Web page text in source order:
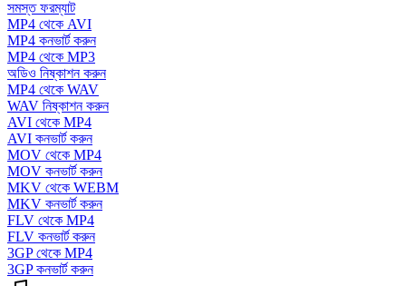
সমস্ত ফরম্যাট
MP4 থেকে AVI
MP4 কনভার্ট করুন
MP4 থেকে MP3
অডিও নিষ্কাশন করুন
MP4 থেকে WAV
WAV নিষ্কাশন করুন
AVI থেকে MP4
AVI কনভার্ট করুন
MOV থেকে MP4
MOV কনভার্ট করুন
MKV থেকে WEBM
MKV কনভার্ট করুন
FLV থেকে MP4
FLV কনভার্ট করুন
3GP থেকে MP4
3GP কনভার্ট করুন